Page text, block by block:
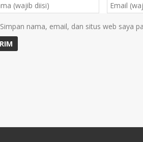
Simpan nama, email, dan situs web saya